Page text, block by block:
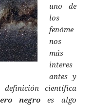
uno de
los
fenóme
nos
más
interes
antes y
científica
negro es algo